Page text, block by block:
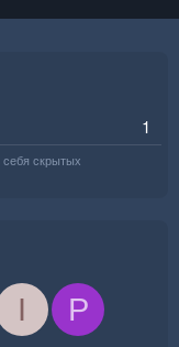
1
скрытых
I
P